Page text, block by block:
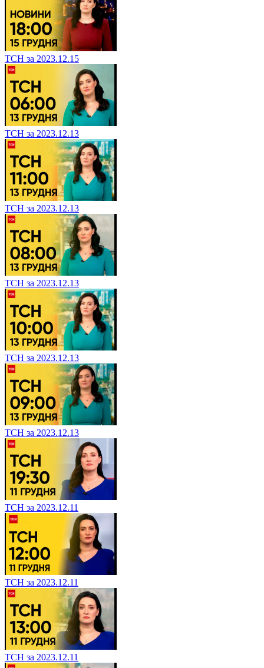
ТСН за 2023.12.15
ТСН за 2023.12.13
ТСН за 2023.12.13
ТСН за 2023.12.13
ТСН за 2023.12.13
ТСН за 2023.12.13
ТСН за 2023.12.11
ТСН за 2023.12.11
ТСН за 2023.12.11